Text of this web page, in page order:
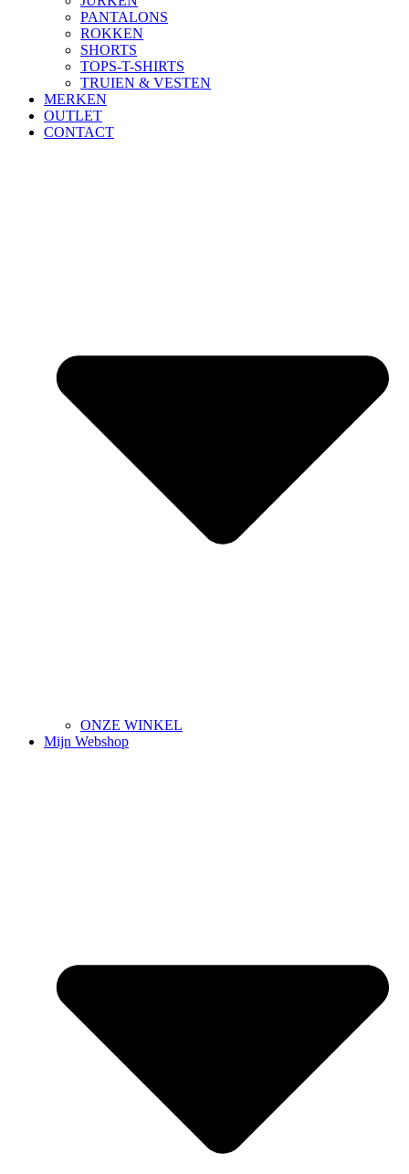
PANTALONS
ROKKEN
SHORTS
TOPS-T-SHIRTS
TRUIEN & VESTEN
MERKEN
OUTLET
CONTACT
ONZE WINKEL
Mijn Webshop